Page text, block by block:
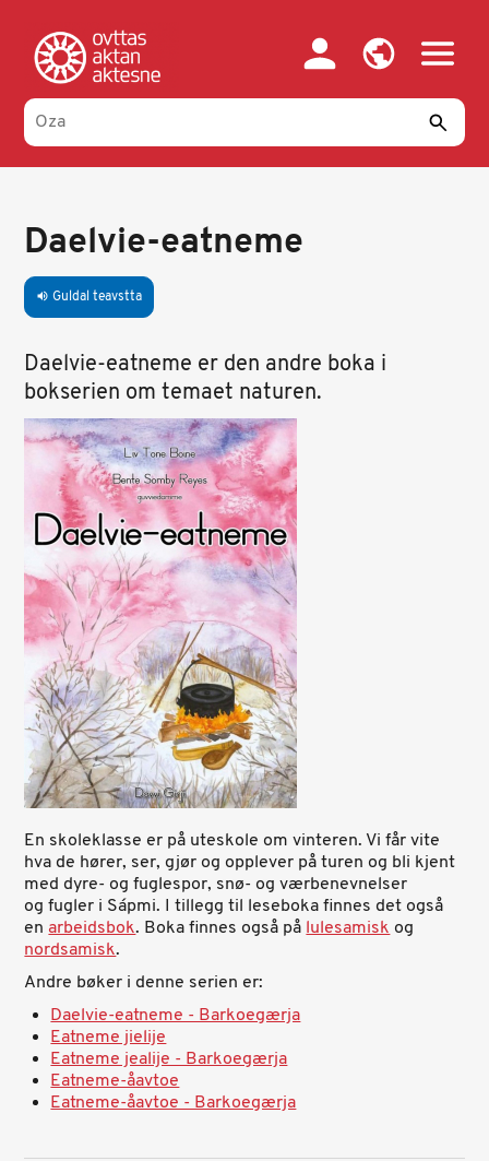
main
content
Daelvie-eatneme
volume_up Guldal teavstta
Daelvie-eatneme er den andre boka i
bokserien om temaet naturen.
En skoleklasse er på uteskole om vinteren. Vi får vite
hva de hører, ser, gjør og opplever på turen og bli kjent
med dyre- og fuglespor, snø- og værbenevnelser
og fugler i Sápmi. I tillegg til leseboka finnes det også
enarbeidsbok. Boka finnes også pålulesamiskog
nordsamisk.
Andre bøker i denne serien er:
Daelvie-eatneme - Barkoegærja
Eatneme jielije
Eatneme jealije - Barkoegærja
Eatneme-åavtoe
Eatneme-åavtoe - Barkoegærja